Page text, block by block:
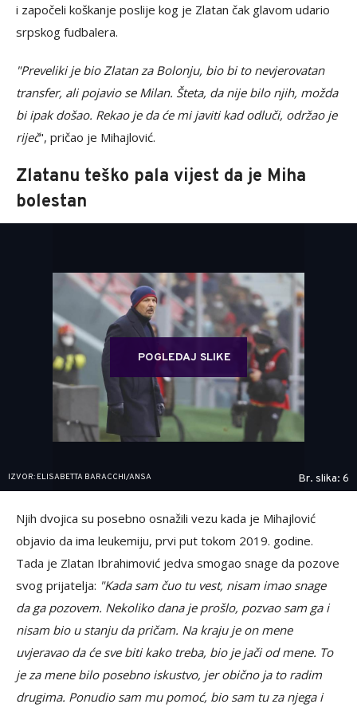
i započeli koškanje poslije kog je Zlatan čak glavom udario
srpskog fudbalera.
"Preveliki je bio Zlatan za Bolonju, bio bi to nevjerovatan
transfer, ali pojavio se Milan. Šteta, da nije bilo njih, možda
bi ipak došao. Rekao je da će mi javiti kad odluči, održao je
riječ", pričao je Mihajlović.
Zlatanu teško pala vijest da je Miha
bolestan
POGLEDAJ SLIKE
IZVOR: ELISABETTA BARACCHI/ANSA Br. slika: 6
Njih dvojica su posebno osnažili vezu kada je Mihajlović
objavio da ima leukemiju, prvi put tokom 2019. godine.
Tada je Zlatan Ibrahimović jedva smogao snage da pozove
svog prijatelja: "Kada sam čuo tu vest, nisam imao snage
da ga pozovem. Nekoliko dana je prošlo, pozvao sam ga i
nisam bio u stanju da pričam. Na kraju je on mene
uvjeravao da će sve biti kako treba, bio je jači od mene. To
je za mene bilo posebno iskustvo, jer obično ja to radim
drugima. Ponudio sam mu pomoć, bio sam tu za njega i